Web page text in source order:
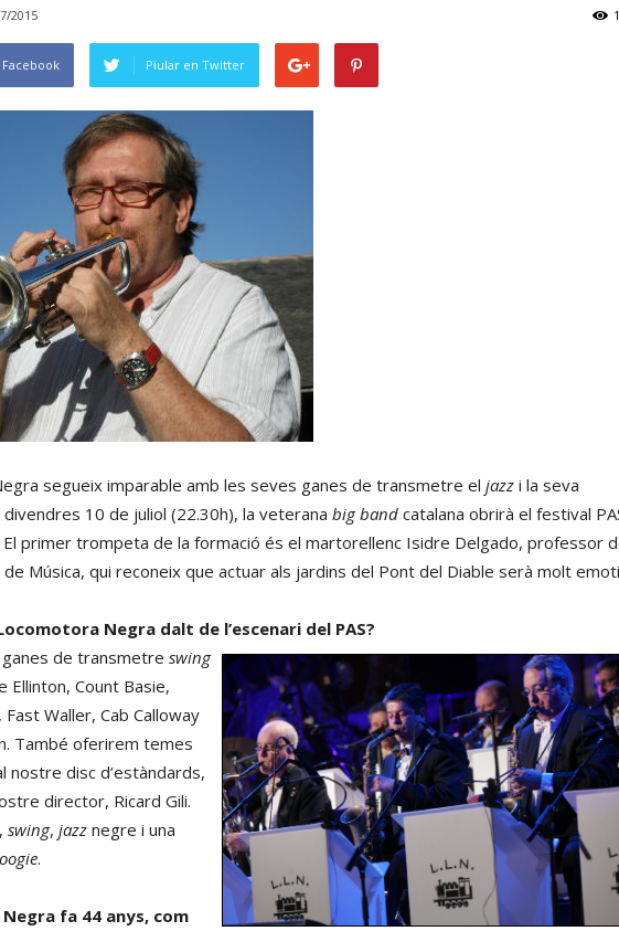
2015
Piular en Twitter
segueix imparable amb les seves ganes de transmetre el jazz i la seva
10 de juliol (22.30h), la veterana big band catalana obrirà el festival
primer trompeta de la formació és el martorellenc Isidre Delgado, professor
de Música, qui reconeix que actuar als jardins del Pont del Diable serà molt
Negra dalt de l’escenari del PAS?
de transmetre swing
Ellinton, Count Basie,
Waller, Cab Calloway
També oferirem temes
nostre disc d’estàndards,
director, Ricard Gili.
swing, jazz negre i una
.
fa 44 anys, com